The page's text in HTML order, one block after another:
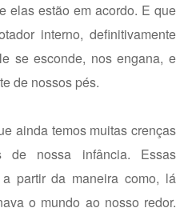
elas estão em acordo. E que
interno, definitivamente
se esconde, nos engana, e
de nossos pés.
ainda temos muitas crenças
de nossa infância. Essas
partir da maneira como, lá
o mundo ao nosso redor.